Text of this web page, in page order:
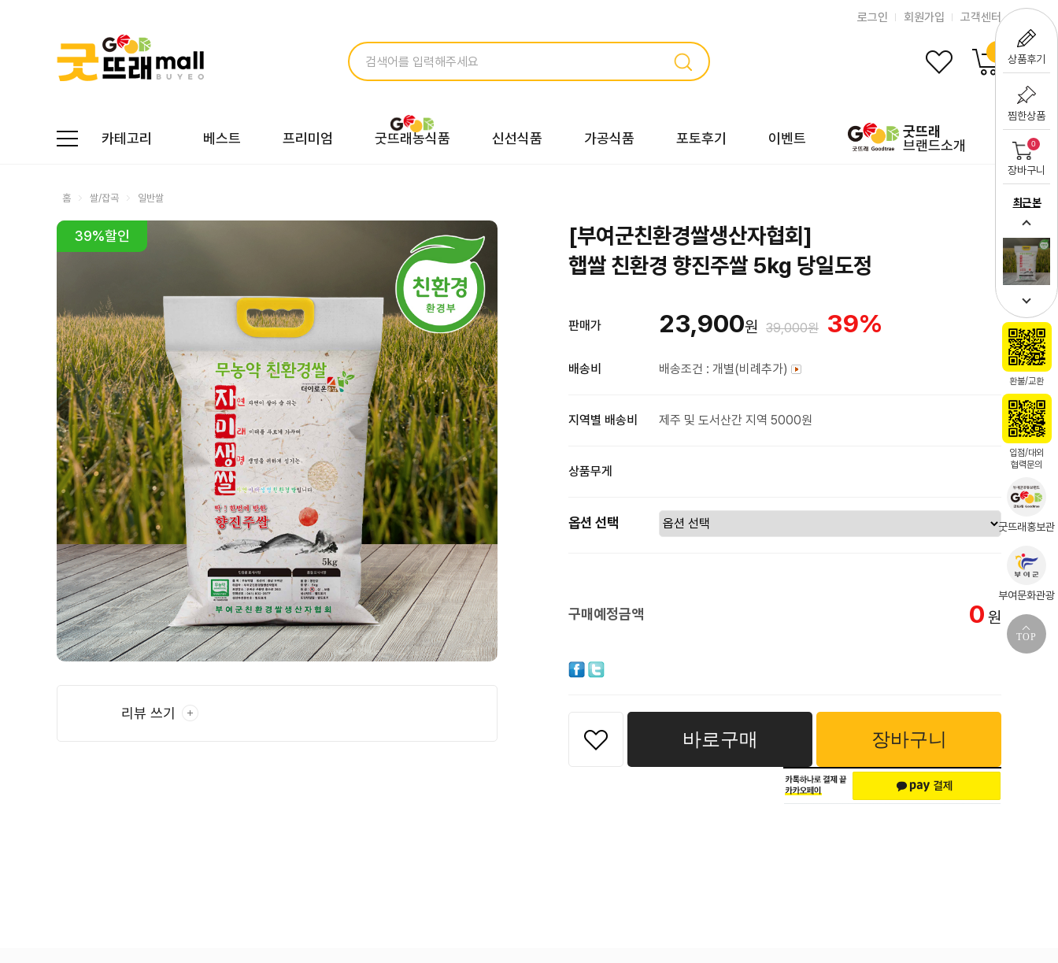
상품후기
찜한상품
0
장바구니
최근 본
환불/교환
입점/대외
협력문의
굿뜨래홍보관
부여문화관광
TOP
로그인 회원가입 고객센터
카테고리 베스트 프리미엄 굿뜨래농식품 신선식품 가공식품 포토후기 이벤트
굿뜨래
브랜드소개
홈 쌀/잡곡 일반쌀
39%할인
리뷰 쓰기
[부여군친환경쌀생산자협회]
햅쌀 친환경 향진주쌀 5kg 당일도정
판매가 23,900원 39,000원 39%
배송비 배송조건 : 개별(비례추가)
지역별 배송비 제주 및 도서산간 지역 5000원
상품무게
옵션 선택
구매예정금액 0 원
바로구매 장바구니